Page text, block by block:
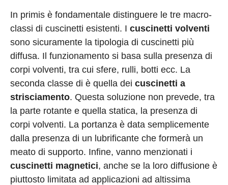
In primis è fondamentale distinguere le tre macro-
classi di cuscinetti esistenti. I cuscinetti volventi
sono sicuramente la tipologia di cuscinetti più
diffusa. Il funzionamento si basa sulla presenza di
corpi volventi, tra cui sfere, rulli, botti ecc. La
seconda classe di è quella dei cuscinetti a
strisciamento. Questa soluzione non prevede, tra
la parte rotante e quella statica, la presenza di
corpi volventi. La portanza è data semplicemente
dalla presenza di un lubrificante che formerà un
meato di supporto. Infine, vanno menzionati i
cuscinetti magnetici, anche se la loro diffusione è
piuttosto limitata ad applicazioni ad altissima